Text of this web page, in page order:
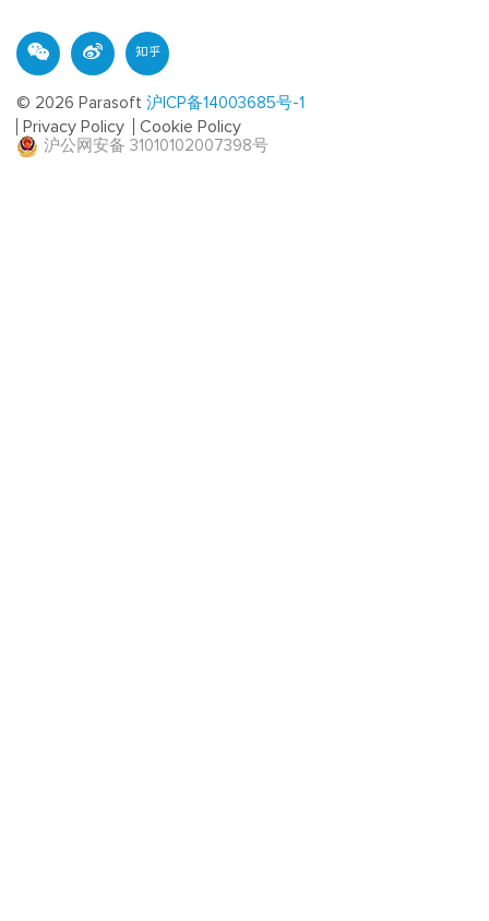
© 2026 Parasoft 沪ICP备14003685号-1
Privacy Policy Cookie Policy
沪公网安备 31010102007398号